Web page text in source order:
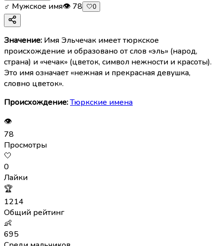
♂ Мужское имя👁 78 🤍0
Значение: Имя Эльчечак имеет тюркское
происхождение и образовано от слов «эль» (народ,
страна) и «чечак» (цветок, символ нежности и красоты).
Это имя означает «нежная и прекрасная девушка,
словно цветок».
Происхождение:Тюркские имена
👁
78
Просмотры
🤍
0
Лайки
🏆
1214
Общий рейтинг
👶
695